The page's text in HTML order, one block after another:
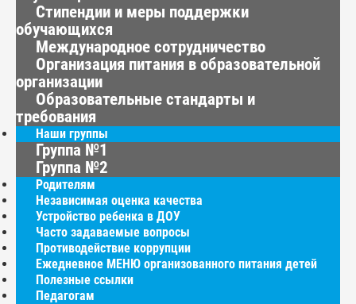
Стипендии и меры поддержки
обучающихся
Международное сотрудничество
Организация питания в образовательной
организации
Образовательные стандарты и
требования
Наши группы
Группа №1
Группа №2
Родителям
Независимая оценка качества
Устройство ребенка в ДОУ
Часто задаваемые вопросы
Противодействие коррупции
Ежедневное МЕНЮ организованного питания детей
Полезные ссылки
Педагогам